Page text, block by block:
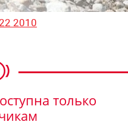
2010
только